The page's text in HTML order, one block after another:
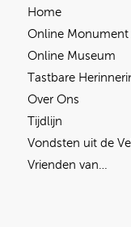
Home
Online Monument
Online Museum
Tastbare
Over Ons
Tijdlijn
Vondsten uit de
Vrienden van…